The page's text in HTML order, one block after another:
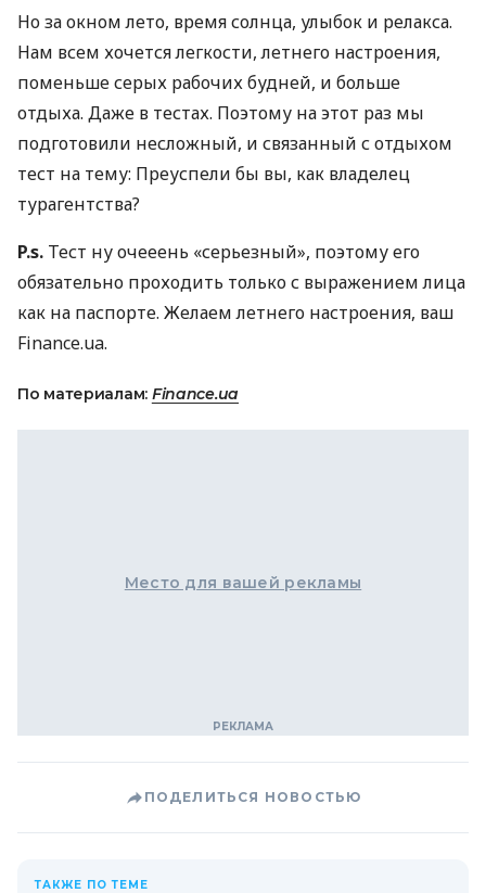
Но за окном лето, время солнца, улыбок и релакса.
Нам всем хочется легкости, летнего настроения,
поменьше серых рабочих будней, и больше
отдыха. Даже в тестах. Поэтому на этот раз мы
подготовили несложный, и связанный с отдыхом
тест на тему: Преуспели бы вы, как владелец
турагентства?
P.s. Тест ну очееень «серьезный», поэтому его
обязательно проходить только с выражением лица
как на паспорте. Желаем летнего настроения, ваш
Finance.ua.
По материалам: Finance.ua
Место для вашей рекламы
ПОДЕЛИТЬСЯ НОВОСТЬЮ
ТАКЖЕ ПО ТЕМЕ